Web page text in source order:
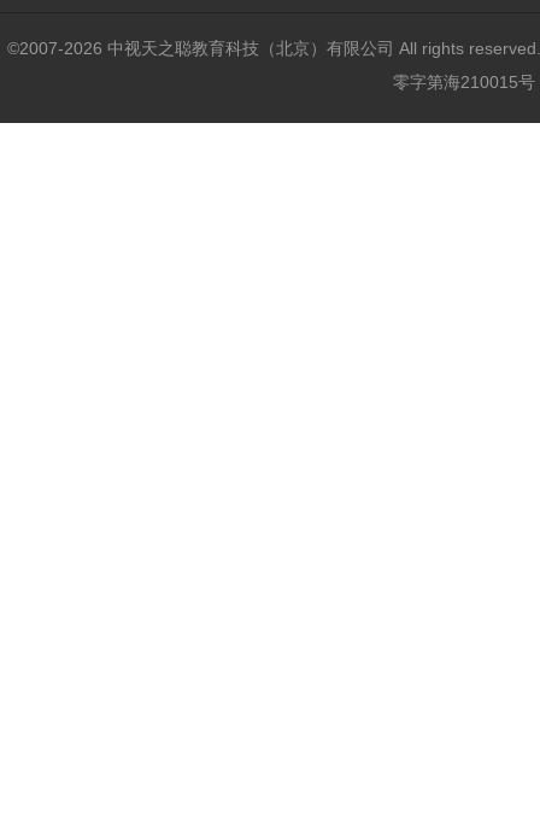
©2007-2026 中视天之聪教育科技（北京）有限公司 All rights
零字第海210015